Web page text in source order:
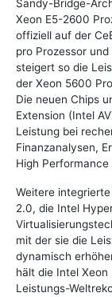
Sandy-Bridge-
Xeon E5-2600
offiziell auf der
pro Prozessor
steigert so die
der Xeon 5600
Die neuen Chips
Extension (Intel
Leistung bei
Finanzanalysen,
High Performance
Weitere
2.0, die Intel
mit der sie die
dynamisch
hält die Intel
Leistungs-